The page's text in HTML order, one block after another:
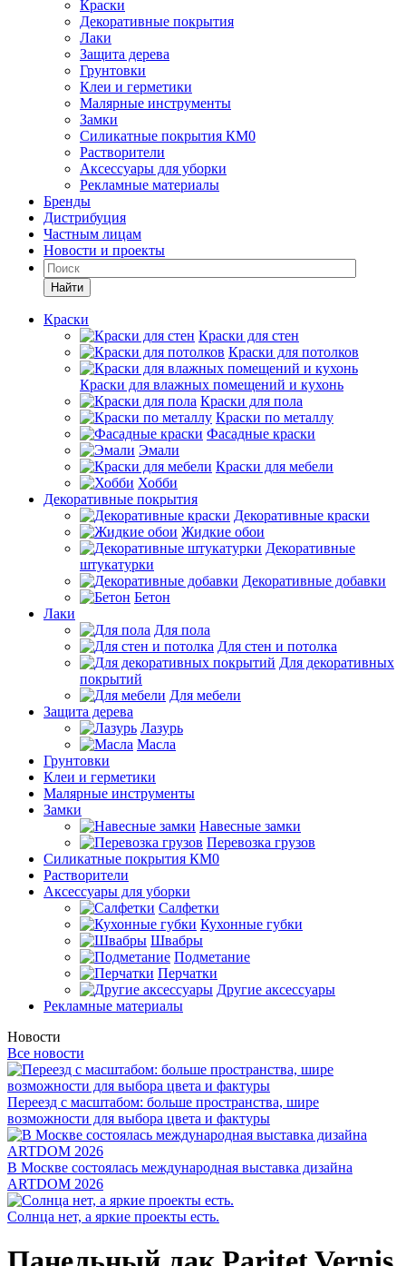
Краски
Декоративные покрытия
Лаки
Защита дерева
Грунтовки
Клеи и герметики
Малярные инструменты
Замки
Силикатные покрытия КМ0
Растворители
Аксессуары для уборки
Рекламные материалы
Бренды
Дистрибуция
Частным лицам
Новости и проекты
Найти
Краски
Краски для стен
Краски для потолков
Краски для влажных помещений и кухонь
Краски для пола
Краски по металлу
Фасадные краски
Эмали
Краски для мебели
Хобби
Декоративные покрытия
Декоративные краски
Жидкие обои
Декоративные
штукатурки
Декоративные добавки
Бетон
Лаки
Для пола
Для стен и потолка
Для декоративных
покрытий
Для мебели
Защита дерева
Лазурь
Масла
Грунтовки
Клеи и герметики
Малярные инструменты
Замки
Навесные замки
Перевозка грузов
Силикатные покрытия КМ0
Растворители
Аксессуары для уборки
Салфетки
Кухонные губки
Швабры
Подметание
Перчатки
Другие аксессуары
Рекламные материалы
Новости
Все новости
Переезд с масштабом: больше пространства, шире
возможности для выбора цвета и фактуры
В Москве состоялась международная выставка дизайна
ARTDOM 2026
Солнца нет, а яркие проекты есть.